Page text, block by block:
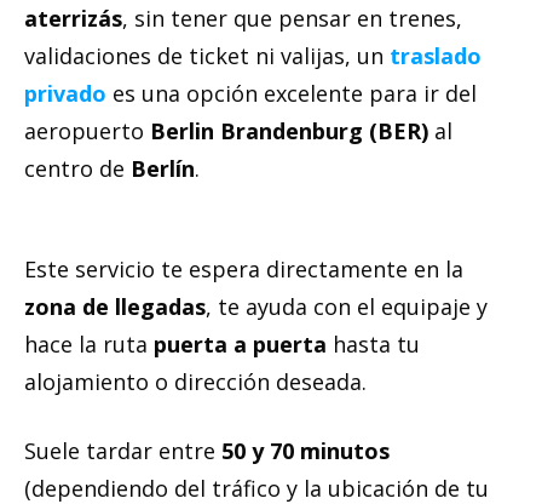
aterrizás, sin tener que pensar en trenes,
validaciones de ticket ni valijas, un traslado
privado es una opción excelente para ir del
aeropuerto Berlin Brandenburg (BER) al
centro de Berlín.
Este servicio te espera directamente en la
zona de llegadas, te ayuda con el equipaje y
hace la ruta puerta a puerta hasta tu
alojamiento o dirección deseada.
Suele tardar entre 50 y 70 minutos
(dependiendo del tráfico y la ubicación de tu